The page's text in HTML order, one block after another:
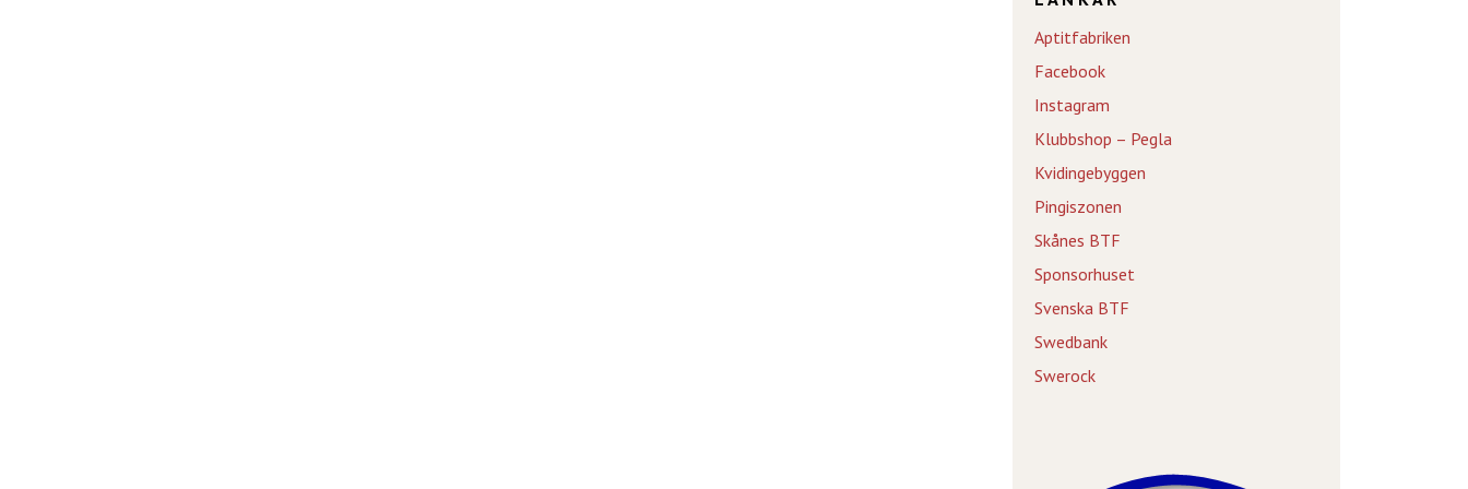
Aptitfabriken
Facebook
Instagram
Klubbshop – Pegla
Kvidingebyggen
Pingiszonen
Skånes BTF
Sponsorhuset
Svenska BTF
Swedbank
Swerock